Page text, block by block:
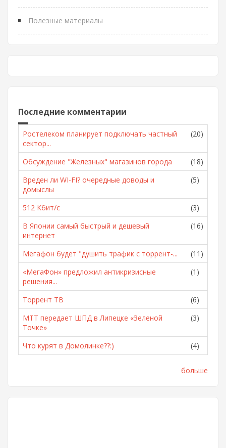
Полезные материалы
Последние комментарии
Ростелеком планирует подключать частный
сектор...
(20)
Обсуждение "Железных" магазинов города
(18)
Вреден ли WI-FI? очередные доводы и
домыслы
(5)
512 Кбит/с
(3)
В Японии самый быстрый и дешевый
интернет
(16)
Мегафон будет "душить трафик с торрент-...
(11)
«МегаФон» предложил антикризисные
решения...
(1)
Торрент ТВ
(6)
МТТ передает ШПД в Липецке «Зеленой
Точке»
(3)
Что курят в Домолинке??:) (4)
больше